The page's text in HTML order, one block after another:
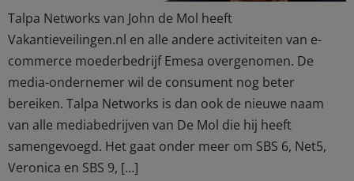
Talpa Networks van John de Mol heeft
Vakantieveilingen.nl en alle andere activiteiten van e-
commerce moederbedrijf Emesa overgenomen. De
media-ondernemer wil de consument nog beter
bereiken. Talpa Networks is dan ook de nieuwe naam
van alle mediabedrijven van De Mol die hij heeft
samengevoegd. Het gaat onder meer om SBS 6, Net5,
Veronica en SBS 9, […]